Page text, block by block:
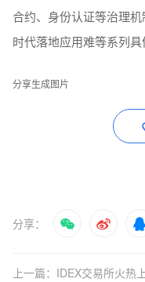
合约、身份认证等治理
时代落地应用难等系列具
分享生成图片
分享：